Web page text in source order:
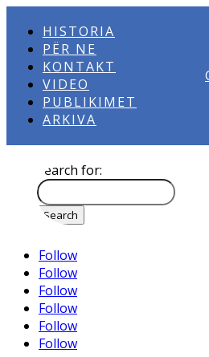
HISTORIA
PËR NE
KONTAKT
VIDEO
PUBLIKIMET
ARKIVA
Search for:
Follow
Follow
Follow
Follow
Follow
Follow